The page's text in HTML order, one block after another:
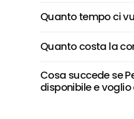
Quanto tempo ci
Quanto costa la
Cosa succede se
disponibile e